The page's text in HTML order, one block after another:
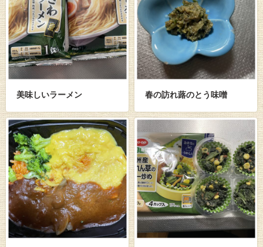
美味しいラーメン 春の訪れ蕗のとう味噌